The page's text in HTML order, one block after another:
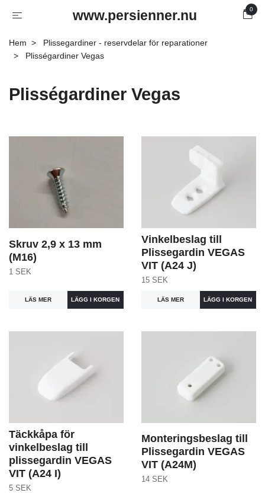
www.persienner.nu 0
Hem
Plissegardiner - reservdelar för reparationer
Plisségardiner Vegas
Plisségardiner Vegas
Skruv 2,9 x 13 mm
(M16)
1 SEK
LÄS MER
Vinkelbeslag till
Plissegardin VEGAS
VIT (A24 J)
15 SEK
LÄS MER
Täckkåpa för
vinkelbeslag till
plissegardin VEGAS
VIT (A24 I)
5 SEK
Monteringsbeslag till
Plissegardin VEGAS
VIT (A24M)
14 SEK